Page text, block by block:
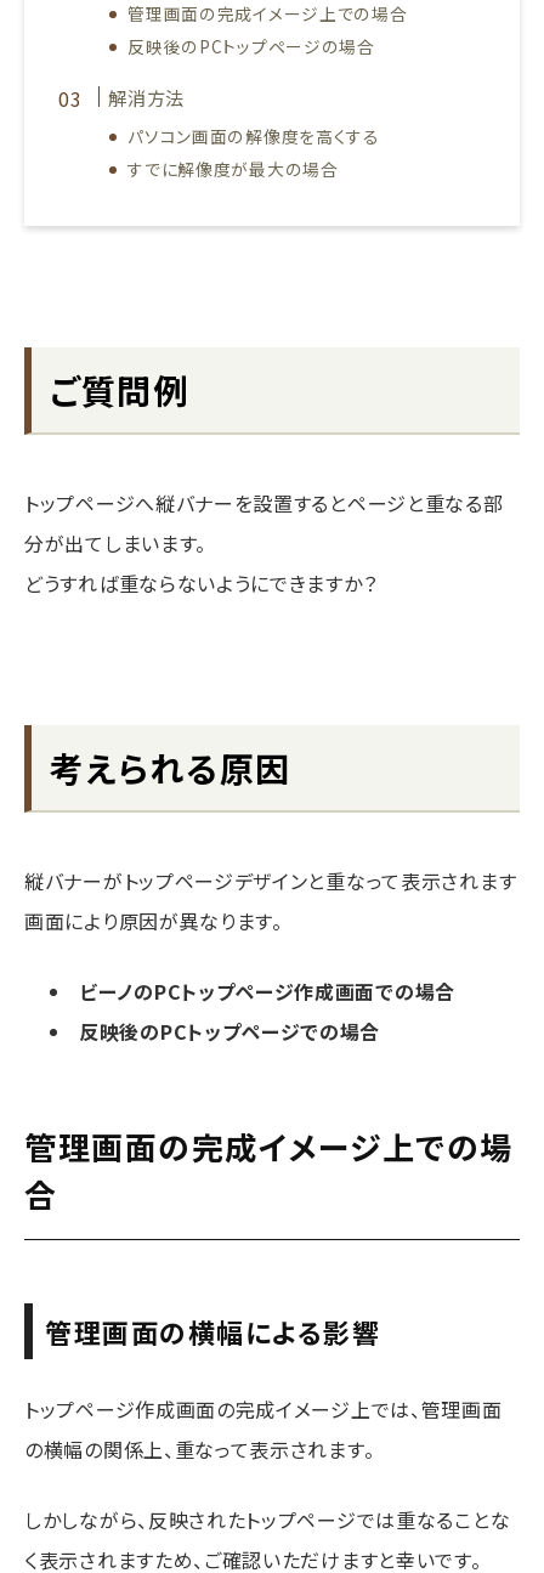
管理画面の完成イメージ上での場合
反映後のPCトップページの場合
解消方法
パソコン画面の解像度を高くする
すでに解像度が最大の場合
ご質問例
トップページへ縦バナーを設置するとページと重なる部
分が出てしまいます。
どうすれば重ならないようにできますか？
考えられる原因
縦バナーがトップページデザインと重なって表示されます
画面により原因が異なります。
ビーノのPCトップページ作成画面での場合
反映後のPCトップページでの場合
管理画面の完成イメージ上での場
合
管理画面の横幅による影響
トップページ作成画面の完成イメージ上では、管理画面
の横幅の関係上、重なって表示されます。
しかしながら、反映されたトップページでは重なることな
く表示されますため、ご確認いただけますと幸いです。